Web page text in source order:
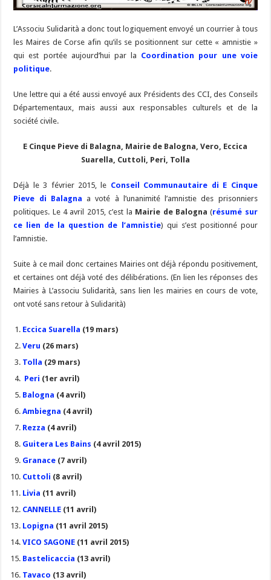
L’Associu Sulidarità a donc tout logiquement envoyé un courrier à tous
les Maires de Corse afin qu’ils se positionnent sur cette « amnistie »
qui est portée aujourd’hui par la Coordination pour une voie
politique.
Une lettre qui a été aussi envoyé aux Présidents des CCI, des Conseils
Départementaux, mais aussi aux responsables culturels et de la
société civile.
E Cinque Pieve di Balagna, Mairie de Balogna, Vero, Eccica
Suarella, Cuttoli, Peri, Tolla
Déjà le 3 février 2015, le Conseil Communautaire di E Cinque
Pieve di Balagna a voté à l’unanimité l’amnistie des prisonniers
politiques. Le 4 avril 2015, c’est la Mairie de Balogna (résumé sur
ce lien de la question de l’amnistie) qui s’est positionné pour
l’amnistie.
Suite à ce mail donc certaines Mairies ont déjà répondu positivement,
et certaines ont déjà voté des délibérations. (En lien les réponses des
Mairies à L’associu Sulidarità, sans lien les mairies en cours de vote,
ont voté sans retour à Sulidarità)
Eccica Suarella (19 mars)
Veru (26 mars)
Tolla (29 mars)
Peri (1er avril)
Balogna (4 avril)
Ambiegna (4 avril)
Rezza (4 avril)
Guitera Les Bains (4 avril 2015)
Granace (7 avril)
Cuttoli (8 avril)
Livia (11 avril)
CANNELLE (11 avril)
Lopigna (11 avril 2015)
VICO SAGONE (11 avril 2015)
Bastelicaccia (13 avril)
Tavaco (13 avril)